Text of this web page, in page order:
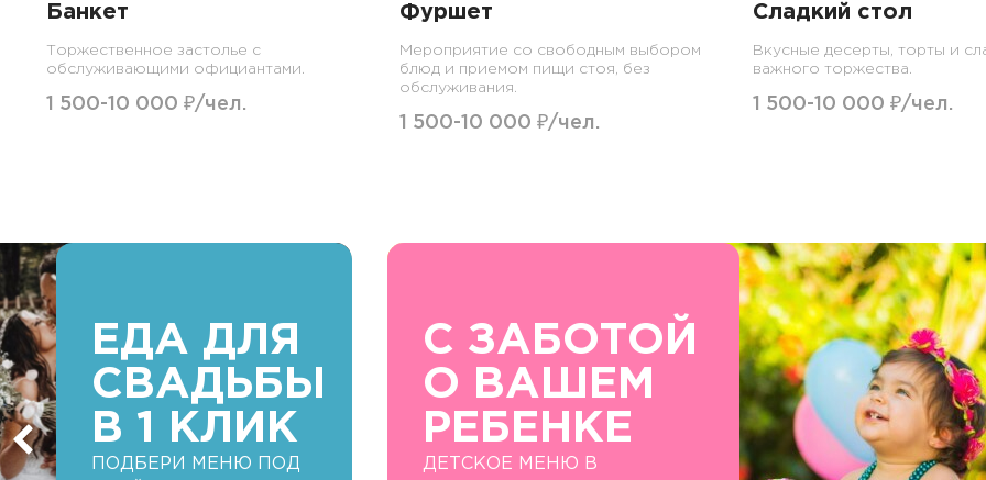
Банкет
Торжественное застолье с
обслуживающими официантами.
1 500-10 000 ₽/чел.
Фуршет
Мероприятие со свободным выбором
блюд и приемом пищи стоя, без
обслуживания.
1 500-10 000 ₽/чел.
Сладкий стол
Вкусные десерты, торты и
важного торжества.
1 500-10 000 ₽/чел.
ЕДА ДЛЯ
СВАДЬБЫ
В 1 КЛИК
ПОДБЕРИ МЕНЮ ПОД
С ЗАБОТОЙ
О ВАШЕМ
РЕБЕНКЕ
ДЕТСКОЕ МЕНЮ В